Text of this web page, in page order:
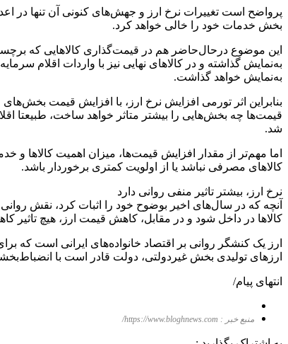
پرواضح است تغییرات نرخ ارز و جهش‌های کنونی آن تنها در
بخش خدمات خود را خالی خواهد کرد.
این موضوع درحال‌حاضر هم در قیمت‌گذاری کالاهایی که
به‌نمایش گذاشته و در کالاهای نهایی نیز با واردات اقلام
به‌نمایش خواهد گذاشت.
بنابراین اثر تورمی افزایش نرخ ارز، با افزایش قیمت
قیمت‌ها چه بخش‌هایی را بیشتر متاثر خواهد ساخت، طبیعتا
شد.
اما مهم‌تر از مقدار افزایش قیمت‌ها، میزان اهمیت کالاها و
کالاهای مصرفی نباشد یا از اولویت کمتری برخوردار باشد.
نرخ ارز، بیشتر تاثیر منفی روانی دارد
آنچه که در سال‌های اخیر بوضوح خود را اثبات کرد، نقش
کالاها در داخل شود و در مقابل، کاهش قیمت ارز، هیچ تاثیر
ارز یک کنشگر روانی بر اقتصاد خانواده‌های ایرانی است که
ارزهای تولیدی بخش غیردولتی، دولت قادر است با
انتهای پیام/
منبع خبر : https://www.bloghnews.com/